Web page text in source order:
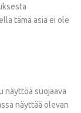
tämä asia ei ole
näyttöä suojaava
näyttää olevan